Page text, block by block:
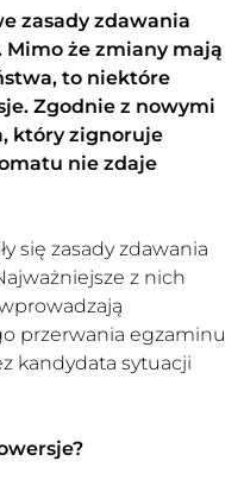
zasady zdawania
że zmiany mają
to niektóre
Zgodnie z nowymi
który zignoruje
nie zdaje
się zasady zdawania
z nich
przerwania egzaminu
kandydata sytuacji